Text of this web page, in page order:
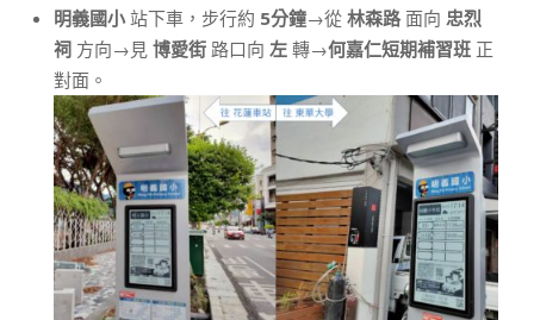
明義國小 站下車，步行約 5分鐘→從 林森路面向 忠烈
祠 方向→見 博愛街 路口向 左 轉→何嘉仁短期補習班 正
對面。